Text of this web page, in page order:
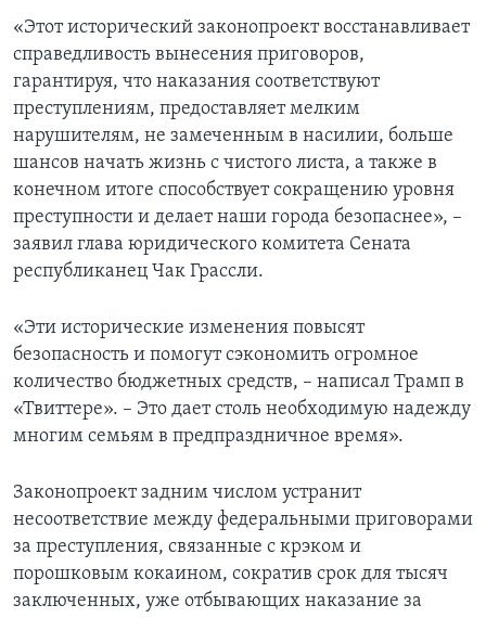
«Этот исторический законопроект восстанавливает
справедливость вынесения приговоров,
гарантируя, что наказания соответствуют
преступлениям, предоставляет мелким
нарушителям, не замеченным в насилии, больше
шансов начать жизнь с чистого листа, а также в
конечном итоге способствует сокращению уровня
преступности и делает наши города безопаснее», –
заявил глава юридического комитета Сената
республиканец Чак Грассли.
«Эти исторические изменения повысят
безопасность и помогут сэкономить огромное
количество бюджетных средств, – написал Трамп в
«Твиттере». – Это дает столь необходимую надежду
многим семьям в предпраздничное время».
Законопроект задним числом устранит
несоответствие между федеральными приговорами
за преступления, связанные с крэком и
порошковым кокаином, сократив срок для тысяч
заключенных, уже отбывающих наказание за